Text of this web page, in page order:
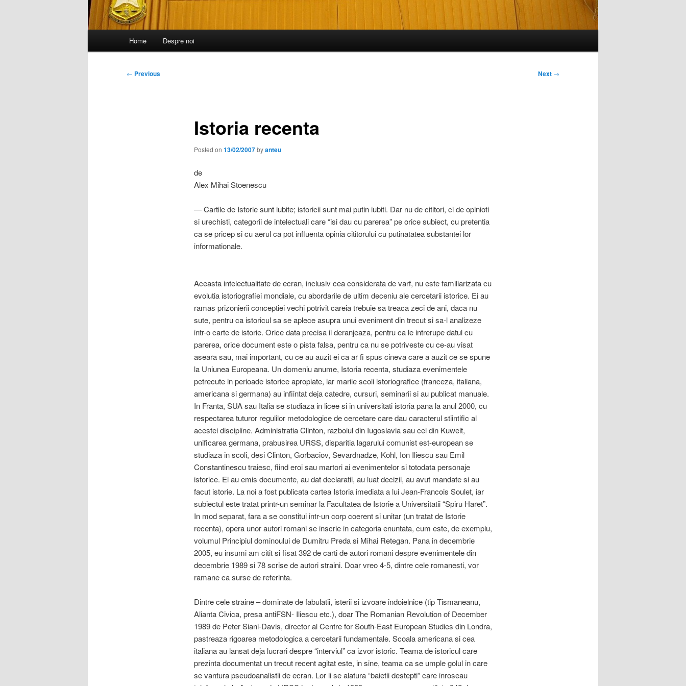
Home Despre noi
Post
← Previous Next →
Istoria recenta
Posted on 13/02/2007byanteu
de
Alex Mihai Stoenescu
— Cartile de Istorie sunt iubite; istoricii sunt mai putin iubiti. Dar nu de cititori, ci de opinioti
si urechisti, categorii de intelectuali care “isi dau cu parerea” pe orice subiect, cu pretentia
ca se pricep si cu aerul ca pot influenta opinia cititorului cu putinatatea substantei lor
informationale.
Aceasta intelectualitate de ecran, inclusiv cea considerata de varf, nu este familiarizata cu
evolutia istoriografiei mondiale, cu abordarile de ultim deceniu ale cercetarii istorice. Ei au
ramas prizonierii conceptiei vechi potrivit careia trebuie sa treaca zeci de ani, daca nu
sute, pentru ca istoricul sa se aplece asupra unui eveniment din trecut si sa-l analizeze
intr-o carte de istorie. Orice data precisa ii deranjeaza, pentru ca le intrerupe datul cu
parerea, orice document este o pista falsa, pentru ca nu se potriveste cu ce-au visat
aseara sau, mai important, cu ce au auzit ei ca ar fi spus cineva care a auzit ce se spune
la Uniunea Europeana. Un domeniu anume, Istoria recenta, studiaza evenimentele
petrecute in perioade istorice apropiate, iar marile scoli istoriografice (franceza, italiana,
americana si germana) au infiintat deja catedre, cursuri, seminarii si au publicat manuale.
In Franta, SUA sau Italia se studiaza in licee si in universitati istoria pana la anul 2000, cu
respectarea tuturor regulilor metodologice de cercetare care dau caracterul stiintific al
acestei discipline. Administratia Clinton, razboiul din Iugoslavia sau cel din Kuweit,
unificarea germana, prabusirea URSS, disparitia lagarului comunist est-european se
studiaza in scoli, desi Clinton, Gorbaciov, Sevardnadze, Kohl, Ion Iliescu sau Emil
Constantinescu traiesc, fiind eroi sau martori ai evenimentelor si totodata personaje
istorice. Ei au emis documente, au dat declaratii, au luat decizii, au avut mandate si au
facut istorie. La noi a fost publicata cartea Istoria imediata a lui Jean-Francois Soulet, iar
subiectul este tratat printr-un seminar la Facultatea de Istorie a Universitatii “Spiru Haret”.
In mod separat, fara a se constitui intr-un corp coerent si unitar (un tratat de Istorie
recenta), opera unor autori romani se inscrie in categoria enuntata, cum este, de exemplu,
volumul Principiul dominoului de Dumitru Preda si Mihai Retegan. Pana in decembrie
2005, eu insumi am citit si fisat 392 de carti de autori romani despre evenimentele din
decembrie 1989 si 78 scrise de autori straini. Doar vreo 4-5, dintre cele romanesti, vor
ramane ca surse de referinta.
Dintre cele straine – dominate de fabulatii, isterii si izvoare indoielnice (tip Tismaneanu,
Alianta Civica, presa antiFSN- Iliescu etc.), doar The Romanian Revolution of December
1989 de Peter Siani-Davis, director al Centre for South-East European Studies din Londra,
pastreaza rigoarea metodologica a cercetarii fundamentale. Scoala americana si cea
italiana au lansat deja lucrari despre “interviul” ca izvor istoric. Teama de istoricul care
prezinta documentat un trecut recent agitat este, in sine, teama ca se umple golul in care
se vantura pseudoanalistii de ecran. Lor li se alatura “baietii destepti” care inroseau